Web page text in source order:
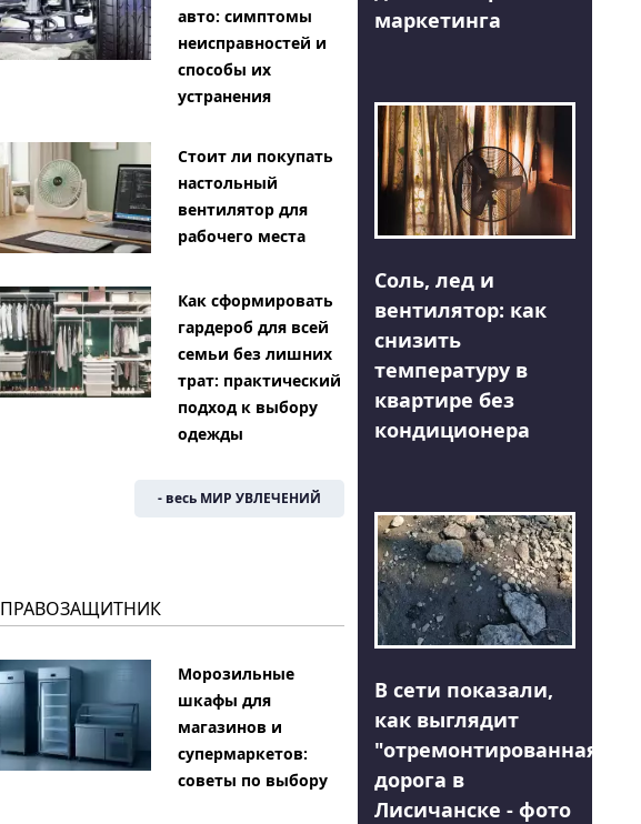
авто: симптомы
неисправностей и
способы их
устранения
Стоит ли покупать
настольный
вентилятор для
рабочего места
Как сформировать
гардероб для всей
семьи без лишних
трат: практический
подход к выбору
одежды
- весь МИР УВЛЕЧЕНИЙ
ПРАВОЗАЩИТНИК
Морозильные
шкафы для
магазинов и
супермаркетов:
советы по выбору
маркетинга
Соль, лед и
вентилятор: как
снизить
температуру в
квартире без
кондиционера
В сети показали,
как выглядит
"отремонтированная"
дорога в
Лисичанске - фото